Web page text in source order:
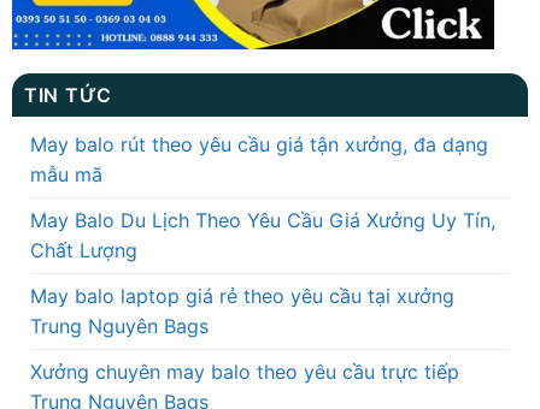
TIN TỨC
May balo rút theo yêu cầu giá tận xưởng, đa dạng
mẫu mã
May Balo Du Lịch Theo Yêu Cầu Giá Xưởng Uy Tín,
Chất Lượng
May balo laptop giá rẻ theo yêu cầu tại xưởng
Trung Nguyên Bags
Xưởng chuyên may balo theo yêu cầu trực tiếp
Trung Nguyên Bags